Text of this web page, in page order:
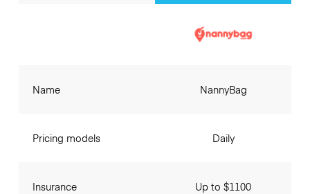
Name
Pricing models
Insurance
NannyBag
Daily
Up to $1100